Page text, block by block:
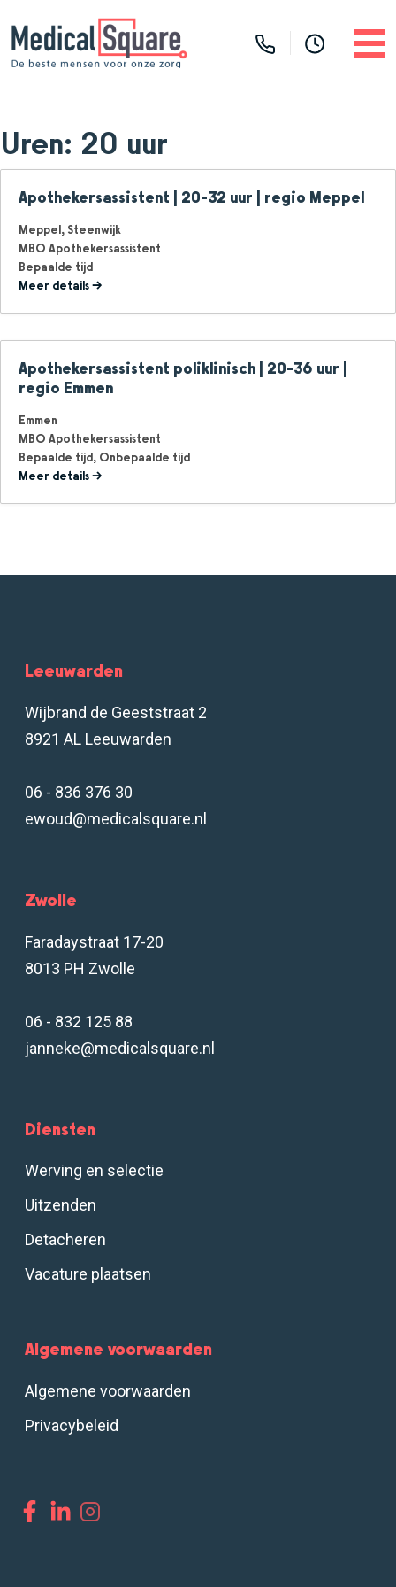
Uren: 20 uur
Apothekersassistent | 20-32 uur | regio Meppel
Meppel Steenwijk
MBO Apothekersassistent
Bepaalde tijd
Meer details
Apothekersassistent poliklinisch | 20-36 uur |
regio Emmen
Emmen
MBO Apothekersassistent
Bepaalde tijd Onbepaalde tijd
Meer details
Leeuwarden
Wijbrand de Geeststraat 2
8921 AL Leeuwarden
06 - 836 376 30
ewoud@medicalsquare.nl
Zwolle
Faradaystraat 17-20
8013 PH Zwolle
06 - 832 125 88
janneke@medicalsquare.nl
Diensten
Werving en selectie
Uitzenden
Detacheren
Vacature plaatsen
Algemene voorwaarden
Algemene voorwaarden
Privacybeleid